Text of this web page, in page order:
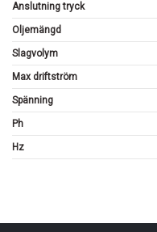
Anslutning tryck
Oljemängd
Slagvolym
Max driftström
Spänning
Ph
Hz